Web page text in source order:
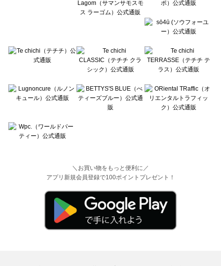
＼お買い物をもっと便利に／
アプリ新規会員登録で100ポイントプレゼント！